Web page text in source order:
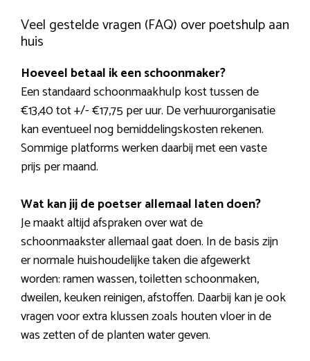
Veel gestelde vragen (FAQ) over poetshulp aan
huis
Hoeveel betaal ik een schoonmaker?
Een standaard schoonmaakhulp kost tussen de
€13,40 tot +/- €17,75 per uur. De verhuurorganisatie
kan eventueel nog bemiddelingskosten rekenen.
Sommige platforms werken daarbij met een vaste
prijs per maand.
Wat kan jij de poetser allemaal laten doen?
Je maakt altijd afspraken over wat de
schoonmaakster allemaal gaat doen. In de basis zijn
er normale huishoudelijke taken die afgewerkt
worden: ramen wassen, toiletten schoonmaken,
dweilen, keuken reinigen, afstoffen. Daarbij kan je ook
vragen voor extra klussen zoals houten vloer in de
was zetten of de planten water geven.